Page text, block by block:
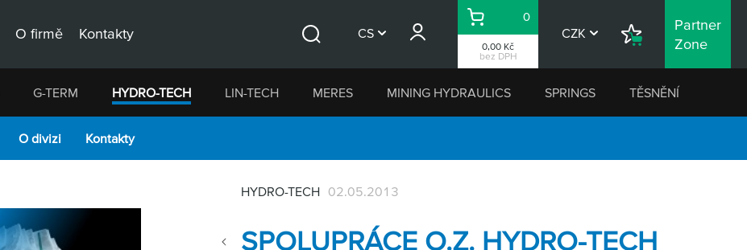
O firmě Kontakty CS
0,00 Kč
bez DPH
Košík
0
CZK
Nákupní
Partner
Zone
G-TERM HYDRO-TECH LIN-TECH MERES MINING HYDRAULICS SPRINGS TĚSNĚNÍ
O divizi Kontakty
SPOLUPRÁCE O.Z. HYDRO-TECH
HYDRO-TECH 02.05.2013